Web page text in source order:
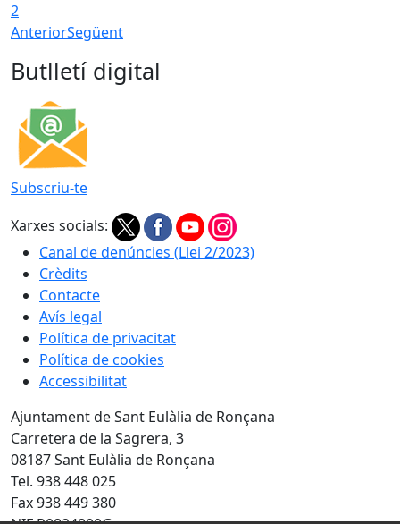
2
AnteriorSegüent
Butlletí digital
Subscriu-te
Xarxes socials:
Canal de denúncies (Llei 2/2023)
Crèdits
Contacte
Avís legal
Política de privacitat
Política de cookies
Accessibilitat
Ajuntament de Sant Eulàlia de Ronçana
Carretera de la Sagrera, 3
08187 Sant Eulàlia de Ronçana
Tel. 938 448 025
Fax 938 449 380